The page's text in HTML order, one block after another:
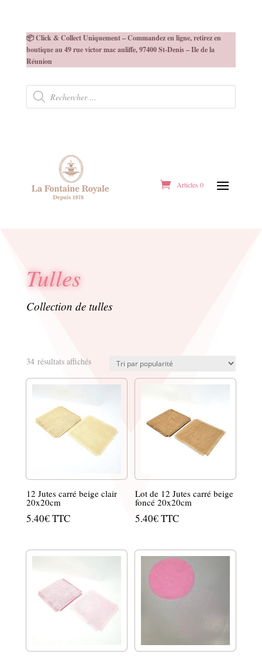
📦 Click & Collect Uniquement – Commandez en ligne, retirez en
boutique au 49 rue victor mac auliffe, 97400 St-Denis – Ile de la
Réunion
Recherche
produits
Articles 0
Tulles
Collection de tulles
34 résultats affichésTrié
popularité
12 Jutes carré beige clair
20x20cm
5.40€TTC
Lot de 12 Jutes carré beige
foncé 20x20cm
5.40€TTC